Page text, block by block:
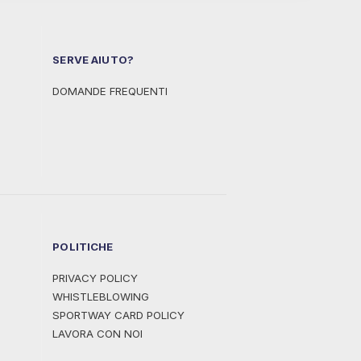
SERVE AIUTO?
DOMANDE FREQUENTI
POLITICHE
PRIVACY POLICY
WHISTLEBLOWING
SPORTWAY CARD POLICY
LAVORA CON NOI